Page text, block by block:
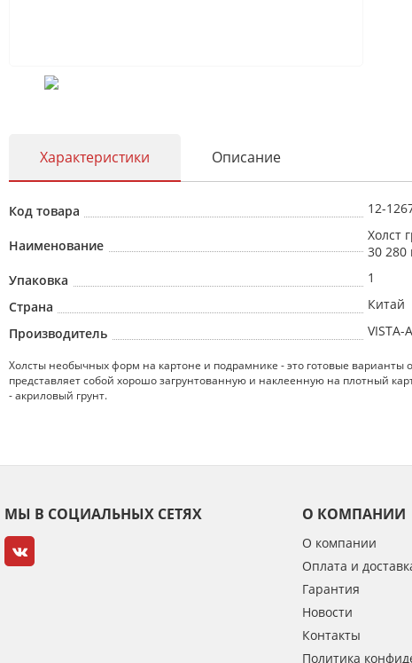
Характеристики Описание
Код товара 12-
Наименование
Холст
30 280
Упаковка
1
Страна
Китай
Производитель
VISTA-
Холсты необычных форм на картоне и подрамнике - это готовые варианты
представляет собой хорошо загрунтованную и наклеенную на плотный
- акриловый грунт.
МЫ В СОЦИАЛЬНЫХ СЕТЯХ О КОМПАНИИ
О компании
Оплата и
Гарантия
Новости
Контакты
Политика